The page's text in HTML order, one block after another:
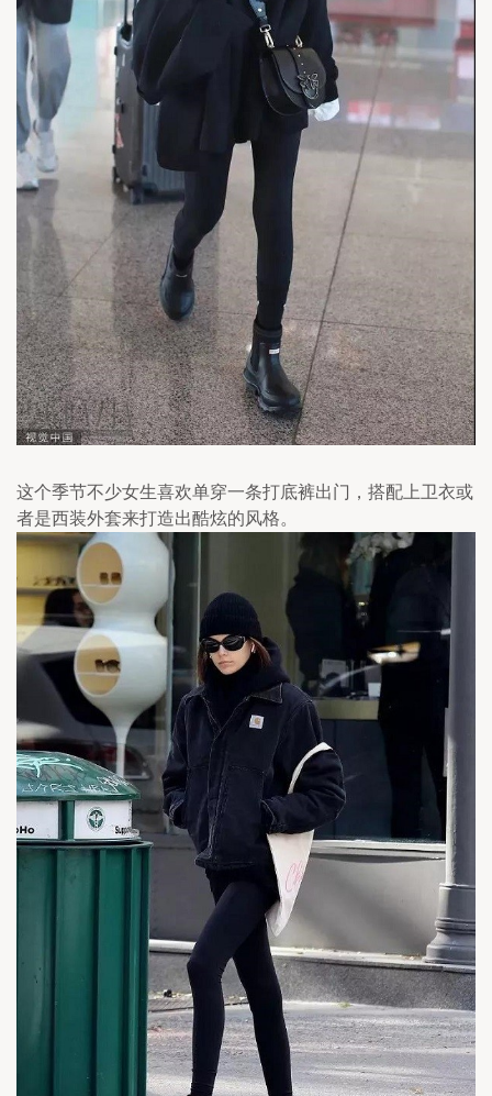
这个季节不少女生喜欢单穿一条打底裤出门，搭配上卫衣或
者是西装外套来打造出酷炫的风格。